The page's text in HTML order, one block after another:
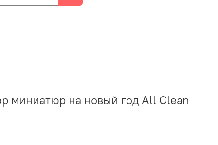
миниатюр на новый год All Clean